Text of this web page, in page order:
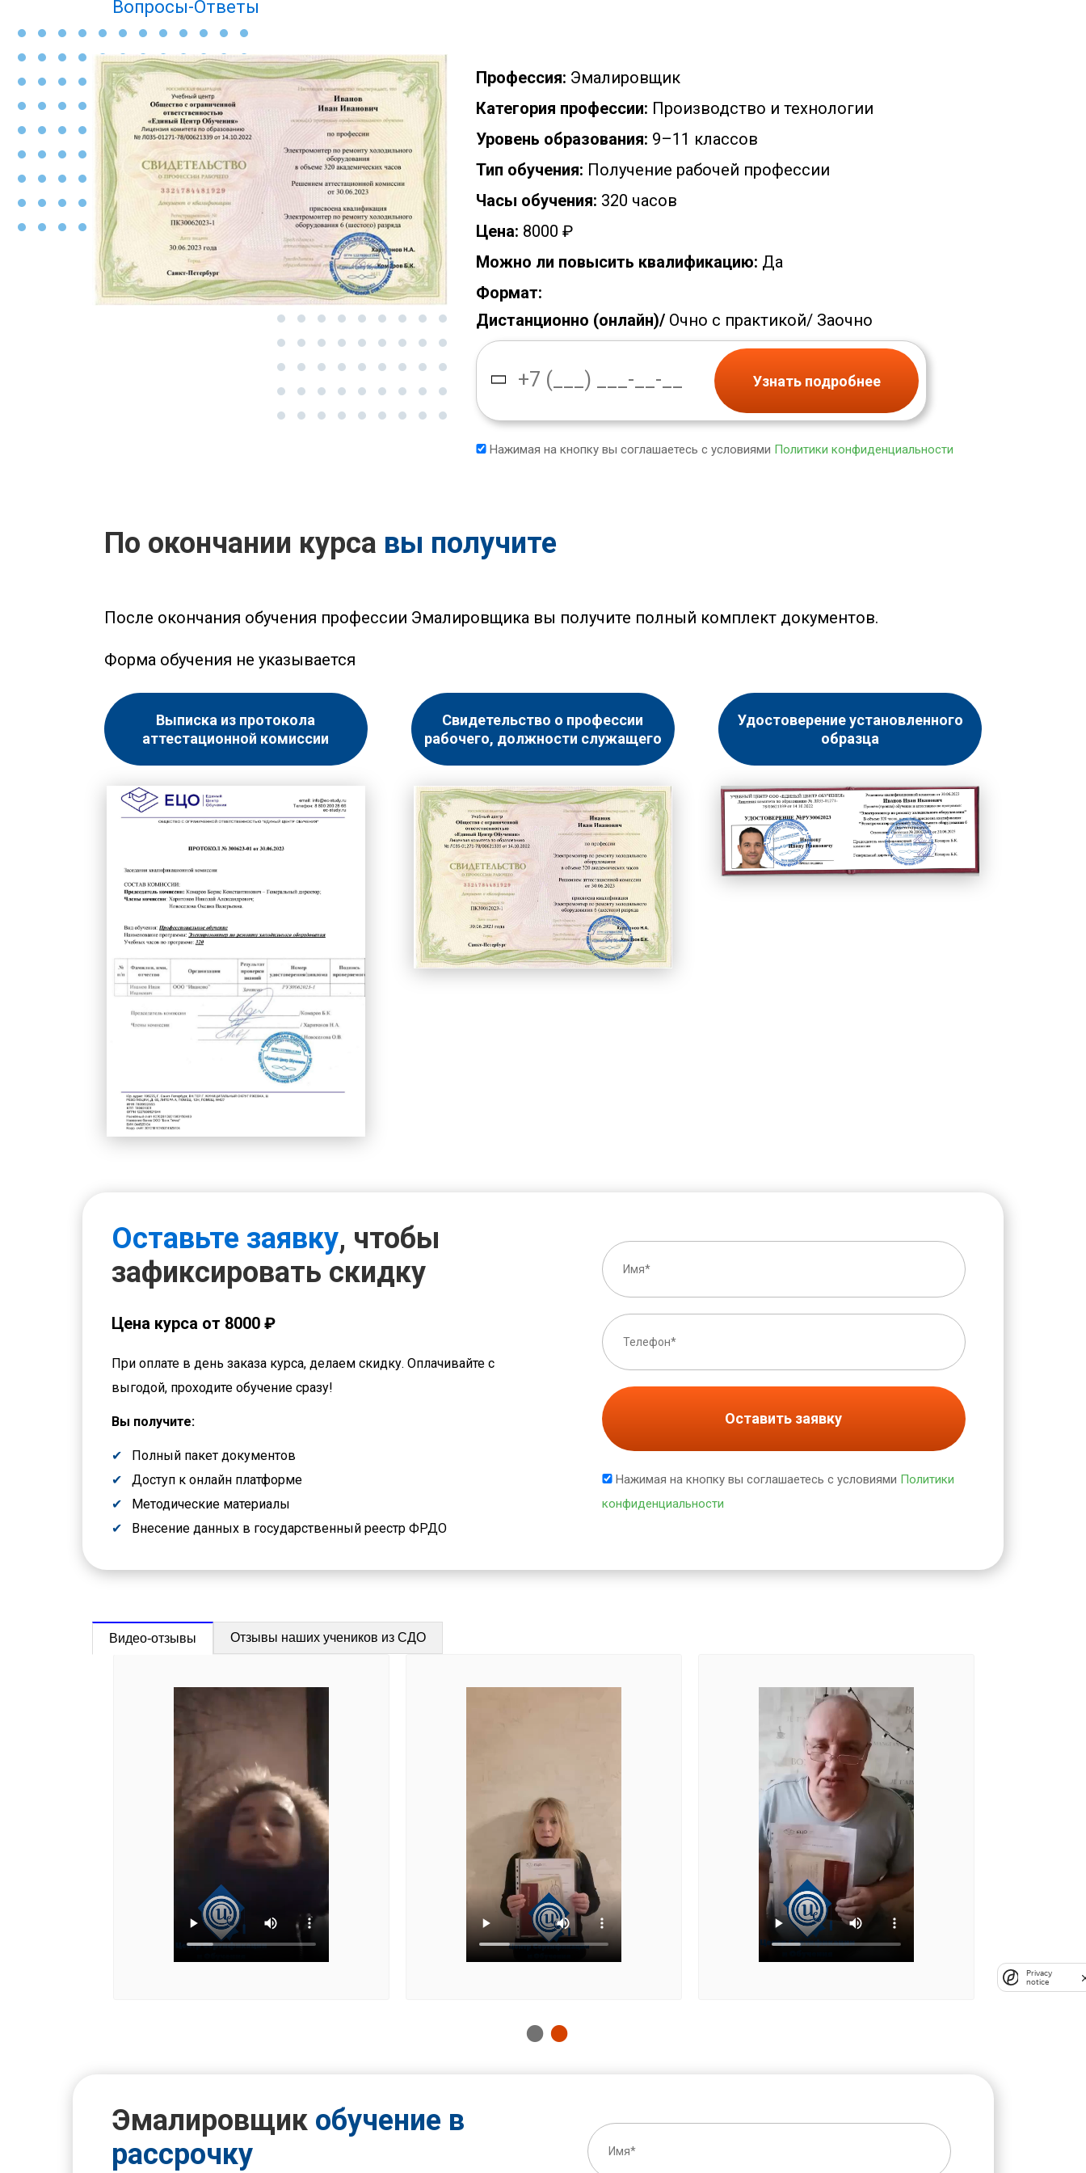
Вопросы-Ответы
Профессия: Эмалировщик
Категория профессии: Производство и технологии
Уровень образования: 9–11 классов
Тип обучения: Получение рабочей профессии
Часы обучения: 320 часов
Цена: 8000 ₽
Можно ли повысить квалификацию: Да
Формат:
Дистанционно (онлайн)/ Очно с практикой/ Заочно
Узнать подробнее
Нажимая на кнопку вы соглашаетесь с условиями Политики конфиденциальности
По окончании курса вы получите
После окончания обучения профессии Эмалировщика вы получите полный комплект документов.
Форма обучения не указывается
Выписка из протокола
аттестационной комиссии
Свидетельство о профессии
рабочего, должности служащего
Удостоверение установленного
образца
Оставьте заявку, чтобы
зафиксировать скидку
Цена курса от 8000 ₽
При оплате в день заказа курса, делаем скидку. Оплачивайте с
выгодой, проходите обучение сразу!
Вы получите:
Полный пакет документов
Доступ к онлайн платформе
Методические материалы
Внесение данных в государственный реестр ФРДО
Оставить заявку
Нажимая на кнопку вы соглашаетесь с условиями Политики
конфиденциальности
Видео-отзывы Отзывы наших учеников из СДО
Эмалировщик обучение в
рассрочку
Privacy
notice